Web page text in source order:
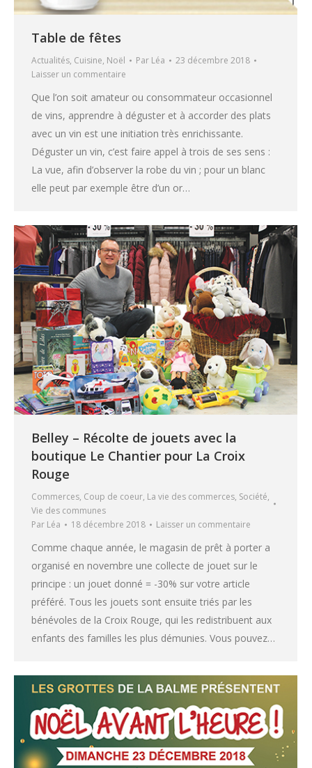
Table de fêtes
Actualités, Cuisine, Noël Par Léa
23 décembre 2018
Laisser un commentaire
Que l’on soit amateur ou consommateur occasionnel
de vins, apprendre à déguster et à accorder des plats
avec un vin est une initiation très enrichissante.
Déguster un vin, c’est faire appel à trois de ses sens :
La vue, afin d’observer la robe du vin ; pour un blanc
elle peut par exemple être d’un or…
Belley – Récolte de jouets avec la
boutique Le Chantier pour La Croix
Rouge
Commerces, Coup de coeur, La vie des commerces, Société,
Vie des communes
Par Léa 18 décembre 2018 Laisser un commentaire
Comme chaque année, le magasin de prêt à porter a
organisé en novembre une collecte de jouet sur le
principe : un jouet donné = -30% sur votre article
préféré. Tous les jouets sont ensuite triés par les
bénévoles de la Croix Rouge, qui les redistribuent aux
enfants des familles les plus démunies. Vous pouvez…